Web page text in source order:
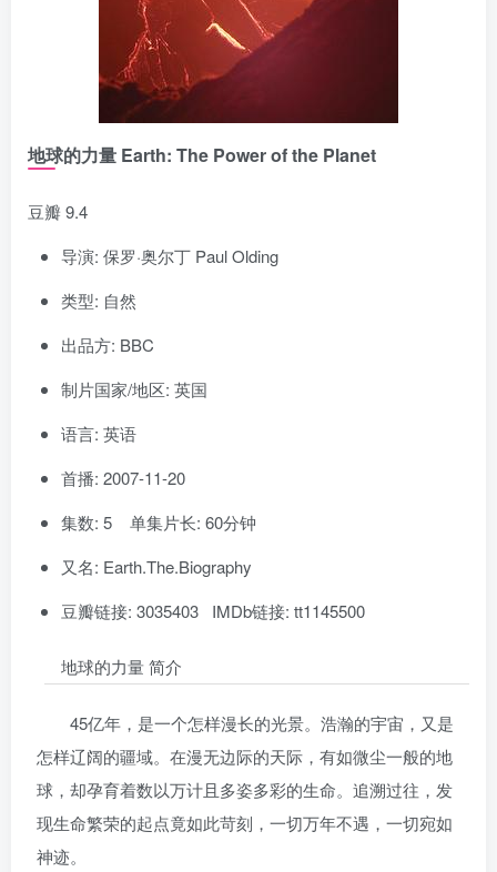
地球的力量 Earth: The Power of the Planet
豆瓣 9.4
导演: 保罗·奥尔丁 Paul Olding
类型: 自然
出品方: BBC
制片国家/地区: 英国
语言: 英语
首播: 2007-11-20
集数: 5 单集片长: 60分钟
又名: Earth.The.Biography
豆瓣链接: 3035403 IMDb链接: tt1145500
地球的力量 简介
45亿年，是一个怎样漫长的光景。浩瀚的宇宙，又是
怎样辽阔的疆域。在漫无边际的天际，有如微尘一般的地
球，却孕育着数以万计且多姿多彩的生命。追溯过往，发
现生命繁荣的起点竟如此苛刻，一切万年不遇，一切宛如
神迹。